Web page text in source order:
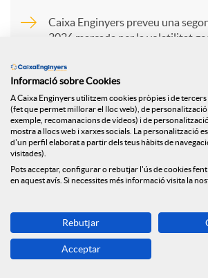
a
r
t
i
a
Caixa Enginyers preveu una
2026 marcada per la volatilitat
Caixa Enginyers preveu una
2026 marcada per la volatilitat
l’estabilitat econòmica
Caixa Enginyers preveu una
l’estabilitat econòmica
Informació sobre Cookies
A Caixa Enginyers utilitzem cookies pròpies i de
(fet que permet millorar el lloc web), de
exemple, recomanacions de vídeos) i de
mostra a llocs web i xarxes socials. La personalització
d'un perfil elaborat a partir dels teus hàbits de
visitades).
Pots acceptar, configurar o rebutjar l'ús de cookies
en aquest avís. Si necessites més informació visita la
Rebutjar
Acceptar